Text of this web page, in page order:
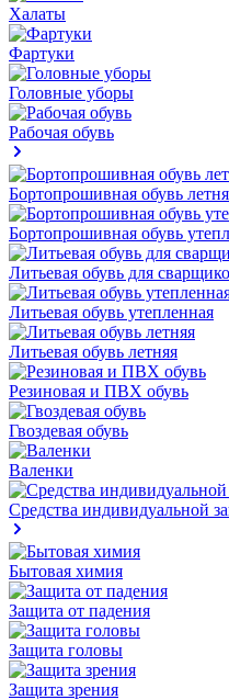
Халаты
Фартуки
Головные уборы
Рабочая обувь
Бортопрошивная обувь
Бортопрошивная обувь
Литьевая обувь для
Литьевая обувь утепленная
Литьевая обувь летняя
Резиновая и ПВХ обувь
Гвоздевая обувь
Валенки
Средства индивидуальной
Бытовая химия
Защита от падения
Защита головы
Защита зрения